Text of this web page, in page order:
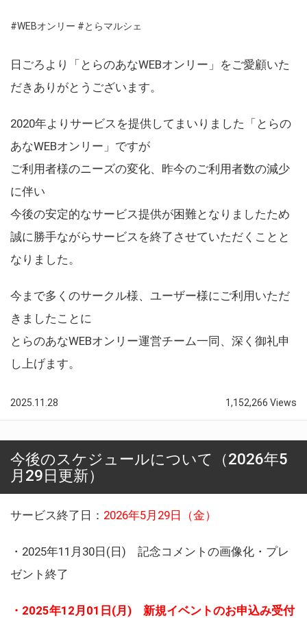
#WEBオンリー #とらマルシェ
日ごろより「とらのあなWEBオンリー」をご愛顧いた
だきありがとうございます。
2020年よりサービスを提供してまいりました「とらの
あなWEBオンリー」ですが
ご利用者様のニーズの変化、昨今のご利用者数の減少
に伴い
今後の安定的なサービス提供が困難となりましたため
誠に勝手ながらサービスを終了させていただくことと
なりました。
今まで多くのサークル様、ユーザー様にご利用いただ
きましたことに
とらのあなWEBオンリー運営チーム一同、深く御礼申
し上げます。
2025.11.28 1,152,266 Views
今後のスケジュールについて（2026年5
月29日更新）
サービス終了日： 2026年5月29日（金）
・2025年11月30日(日) 記念コメントの画像化・プレ
ゼント終了
・2025年12月01日(月) 新規イベントのお申込み受付